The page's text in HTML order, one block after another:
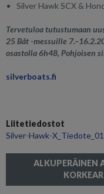
Silver Hawk SCX &
Tervetuloa tutustumaan
25 Båt -messuille
osastolla 6h48, Pohjoisen
silverboats.fi
Liitetiedostot
Silver-Hawk-
ALKUPERÄINEN